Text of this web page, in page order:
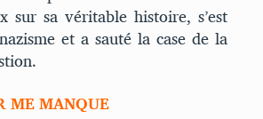
sur sa véritable histoire, s’est
et a sauté la case de la
ME MANQUE